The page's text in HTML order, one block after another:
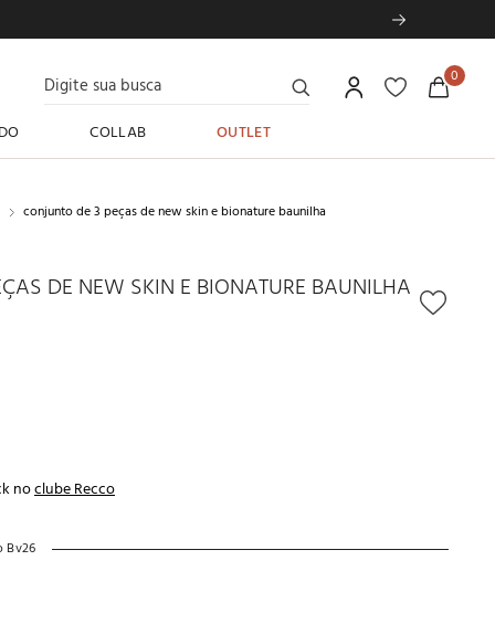
Digite sua busca 0
COLLAB OUTLET
conjunto de 3 peças de new skin e bionature baunilha
DE NEW SKIN E BIONATURE BAUNILHA
noclube Recco
Bv26